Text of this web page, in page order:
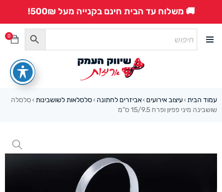
🚚 משלוח עד הבית חינם בקנייה מעל 500₪!
0
עמוד הבית ›עיצוב אירועים ›אביזרים לחתונה ›סלסלאות לשושבינות › סלסלה
שושבינה מיני פפיון ופרח 15/9.5 ס”מ